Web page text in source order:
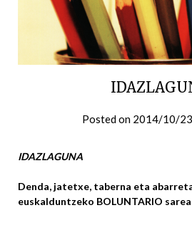
Posted on 2014/10/23
IDAZLAGUNA
Denda, jatetxe, taberna eta
euskalduntzeko BOLUNTARIO sarea